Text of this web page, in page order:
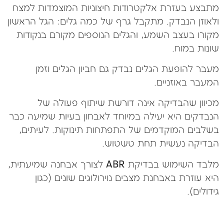
מתבצע בעזרת אלקטרודות חיצוניות המוצמדות למצח
ולאוזן הנבדק. מתקבל גרף של כמה גלים: הגל הראשון
מקורו בעצב השמע, והגלים הנוספים מקורם בנקודות
שונות במוח.
מעבר להופעת הגלים נבדק גם חביון הגלים וזמן
המעבר באוזניים.
מכיוון שהבדיקה אינה דורשת שיתוף פעולה של
הנבדקים היא יעילה במיוחד לאבחון בעיות שמיעה כבר
בשלבים המוקדמים של התפתחות תינוקות. לעיתים,
הבדיקה נעשית תחת טשטוש.
מלבד השימוש בבדיקת ABR לצורך אבחנה שמיעתית,
היא עוזרת באבחנת מצבים נוירולוגים שונים (כגון
גידולים).